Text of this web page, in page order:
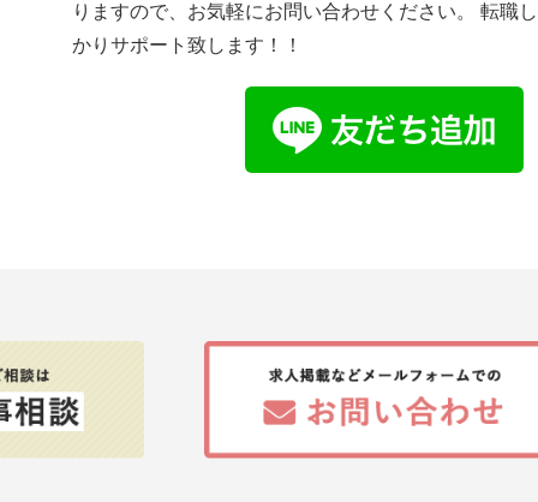
りますので、お気軽にお問い合わせください。 転職
かりサポート致します！！